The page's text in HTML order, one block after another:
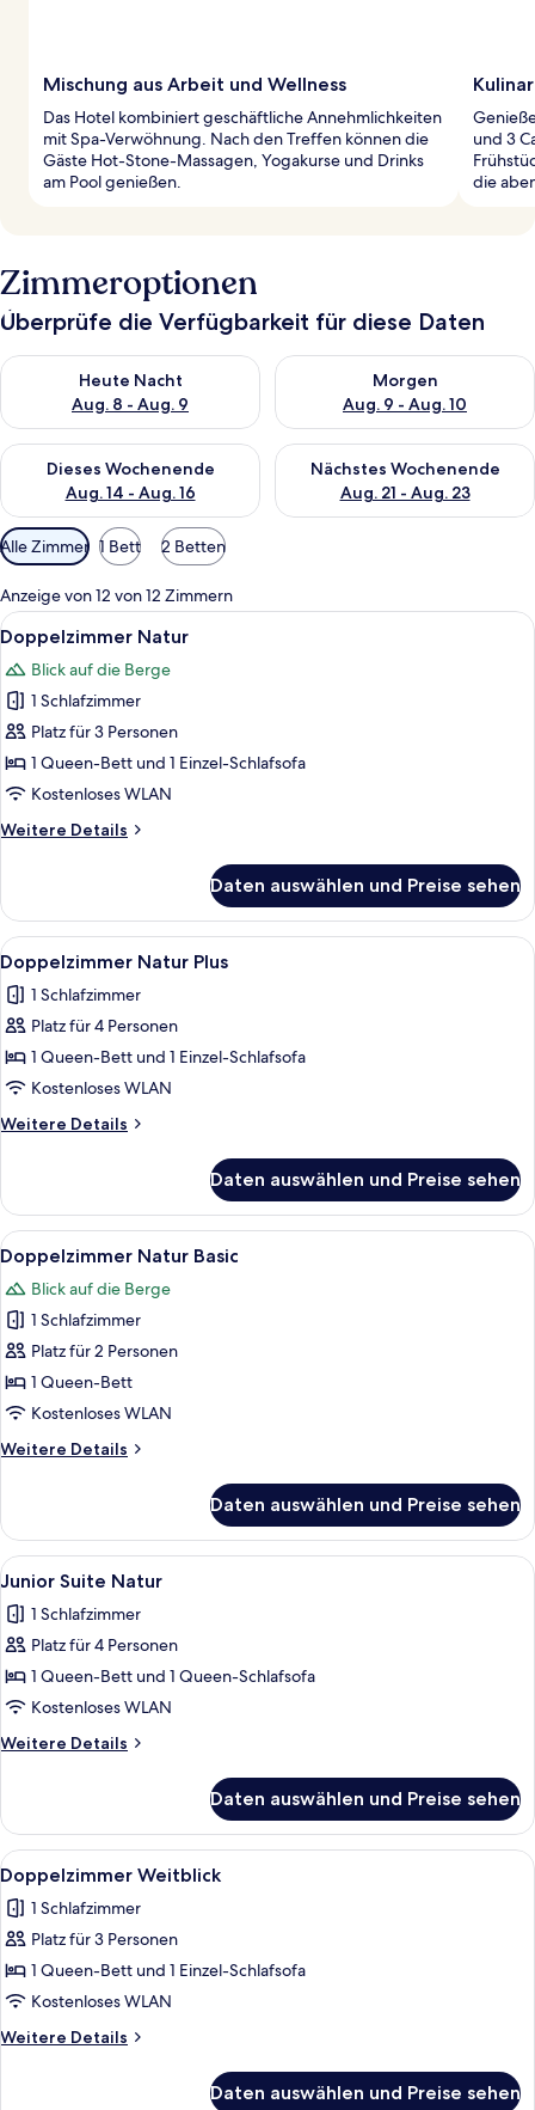
Mischung aus Arbeit und Wellness
Das Hotel kombiniert geschäftliche Annehmlichkeiten
mit Spa-Verwöhnung. Nach den Treffen können die
Gäste Hot-Stone-Massagen, Yogakurse und Drinks
am Pool genießen.
und 3
die
Zimmeroptionen
Überprüfe die Verfügbarkeit für diese Daten
Heute Nacht
Aug. 8 - Aug. 9
Überprüfe die Verfügbarkeit für heute Nacht, Aug. 8 - Aug. 9.
Morgen
Aug. 9 - Aug. 10
Überprüfe die Verfügbarkeit
Dieses Wochenende
Aug. 14 - Aug. 16
Überprüfe die Verfügbarkeit für dieses Wochenende, Aug. 14
Nächstes Wochenende
Aug. 21 - Aug. 23
Überprüfe die Verfügbarkeit
Verfügbare
Filter
für
Zimmer
Alle Zimmer 1 Bett 2 Betten
Anzeige von 12 von 12 Zimmern
Alle
Fotos
für
Doppelzimmer
Natur
anzeigen
Ein modernes Schlafzimmer mit
6
Doppelzimmer Natur
Blick auf die Berge
1 Schlafzimmer
Platz für 3 Personen
1 Queen-Bett und 1 Einzel-Schlafsofa
Kostenloses WLAN
Weitere Details
Weitere
Natur
Daten auswählen und Preise sehen
Alle
Fotos
für
Doppelzimmer
Natur
Plus
anzeigen
Doppelzimmer Natur Plus |
1
Doppelzimmer Natur Plus
1 Schlafzimmer
Platz für 4 Personen
1 Queen-Bett und 1 Einzel-Schlafsofa
Kostenloses WLAN
Weitere Details
Weitere
Natur
Plus
Daten auswählen und Preise sehen
Alle
Fotos
für
Doppelzimmer
Natur
Basic
anzeigen
1
Doppelzimmer Natur Basic
Blick auf die Berge
1 Schlafzimmer
Platz für 2 Personen
1 Queen-Bett
Kostenloses WLAN
Weitere Details
Weitere
Natur
Basic
Daten auswählen und Preise sehen
Alle
Fotos
für
Junior
Suite
Natur
anzeigen
1
Junior Suite Natur
1 Schlafzimmer
Platz für 4 Personen
1 Queen-Bett und 1 Queen-Schlafsofa
Kostenloses WLAN
Weitere Details
Weitere
Suite
Natur
Daten auswählen und Preise sehen
Alle
Fotos
für
Doppelzimmer
Weitblick
anzeigen
1
Doppelzimmer Weitblick
1 Schlafzimmer
Platz für 3 Personen
1 Queen-Bett und 1 Einzel-Schlafsofa
Kostenloses WLAN
Weitere Details
Weitere
Daten auswählen und Preise sehen